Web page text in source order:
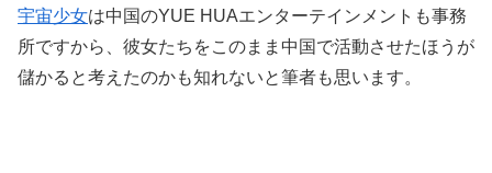
宇宙少女は中国のYUE HUAエンターテインメントも事務
所ですから、彼女たちをこのまま中国で活動させたほうが
儲かると考えたのかも知れないと筆者も思います。